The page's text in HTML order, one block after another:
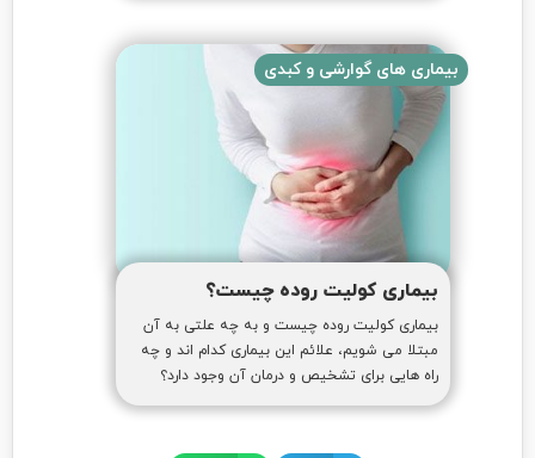
بیماری های گوارشی و کبدی
بیماری کولیت روده چیست؟
بیماری کولیت روده چیست و به چه علتی به آن
مبتلا می شویم، علائم این بیماری کدام اند و چه
راه هایی برای تشخیص و درمان آن وجود دارد؟